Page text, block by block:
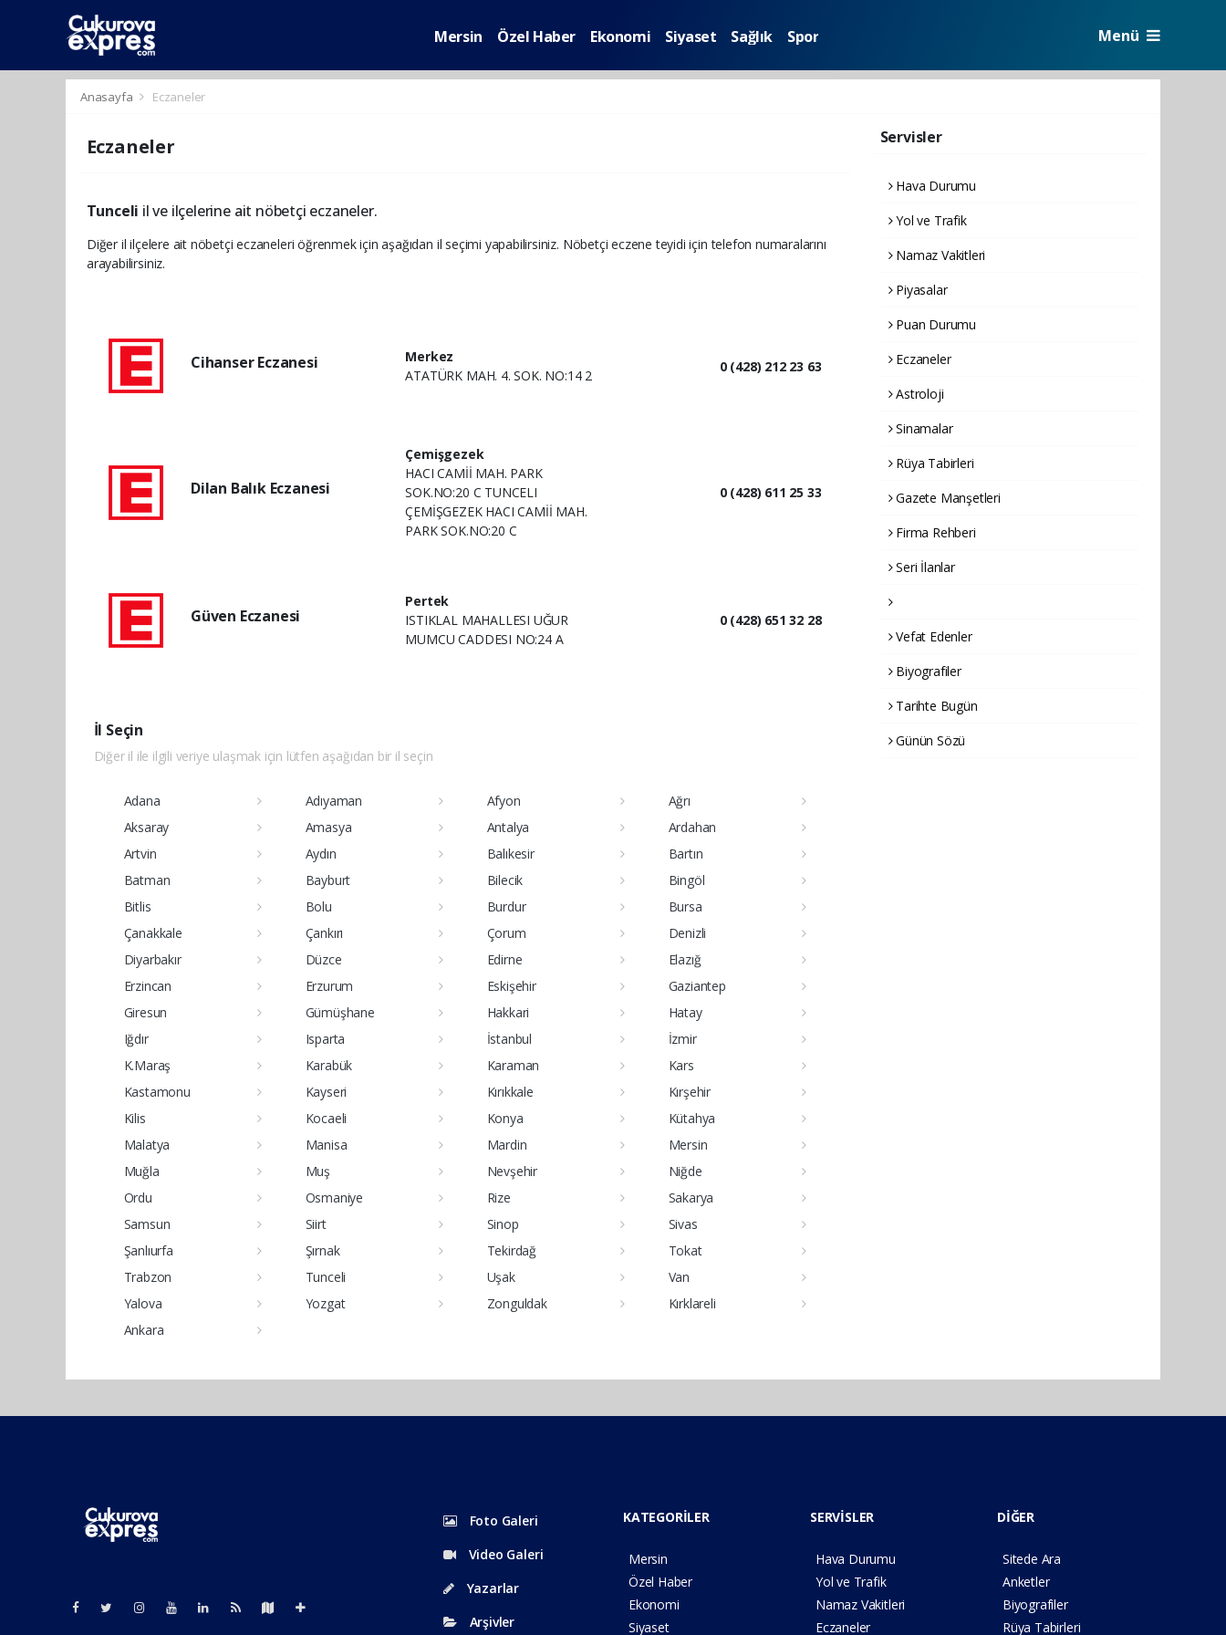
Mersin Özel Haber Ekonomi Siyaset Sağlık Spor Menü
Anasayfa Eczaneler
Eczaneler
Tunceli il ve ilçelerine ait nöbetçi eczaneler.
Diğer il ilçelere ait nöbetçi eczaneleri öğrenmek için aşağıdan il seçimi yapabilirsiniz. Nöbetçi eczene teyidi için telefon numaralarını
arayabilirsiniz.
Cihanser Eczanesi
Merkez
ATATÜRK MAH. 4. SOK. NO:14 2
0 (428) 212 23 63
Dilan Balık Eczanesi
Çemişgezek
HACI CAMİİ MAH. PARK
SOK.NO:20 C TUNCELI
ÇEMİŞGEZEK HACI CAMİİ MAH.
PARK SOK.NO:20 C
0 (428) 611 25 33
Güven Eczanesi
Pertek
ISTIKLAL MAHALLESI UĞUR
MUMCU CADDESI NO:24 A
0 (428) 651 32 28
İl Seçin
Diğer il ile ilgili veriye ulaşmak için lütfen aşağıdan bir il seçin
Adana Adıyaman Afyon
Ağrı
Aksaray
Amasya Antalya
Ardahan
Artvin
Aydın Balıkesir
Bartın
Batman
Bayburt Bilecik
Bingöl
Bitlis
Bolu Burdur
Bursa
Çanakkale
Çankırı Çorum
Denizli
Diyarbakır
Düzce Edirne
Elazığ
Erzincan
Erzurum Eskişehir
Gaziantep
Giresun
Gümüşhane Hakkari
Hatay
Iğdır
Isparta İstanbul
İzmir
K.Maraş
Karabük Karaman
Kars
Kastamonu
Kayseri Kırıkkale
Kırşehir
Kilis
Kocaeli Konya
Kütahya
Malatya
Manisa Mardin
Mersin
Muğla
Muş Nevşehir
Niğde
Ordu
Osmaniye Rize
Sakarya
Samsun
Siirt Sinop
Sivas
Şanlıurfa
Şırnak Tekirdağ
Tokat
Trabzon
Tunceli Uşak
Van
Yalova
Yozgat Zonguldak
Kırklareli
Ankara
Servisler
Hava Durumu
Yol ve Trafik
Namaz Vakitleri
Piyasalar
Puan Durumu
Eczaneler
Astroloji
Sinamalar
Rüya Tabirleri
Gazete Manşetleri
Firma Rehberi
Seri İlanlar
Vefat Edenler
Biyografiler
Tarihte Bugün
Günün Sözü
Foto Galeri
Video Galeri
Yazarlar
Arşivler
KATEGORİLER
Mersin
Özel Haber
Ekonomi
Siyaset
SERVİSLER
Hava Durumu
Yol ve Trafik
Namaz Vakitleri
Eczaneler
DİĞER
Sitede Ara
Anketler
Biyografiler
Rüya Tabirleri